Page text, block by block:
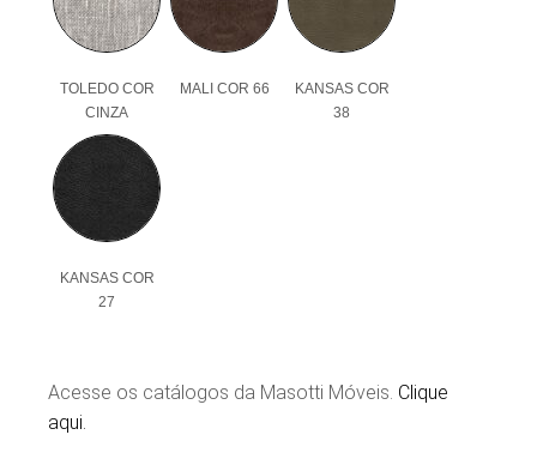
TOLEDO COR
CINZA
MALI COR 66
KANSAS COR
38
KANSAS COR
27
Acesse os catálogos da Masotti Móveis. Clique
aqui.